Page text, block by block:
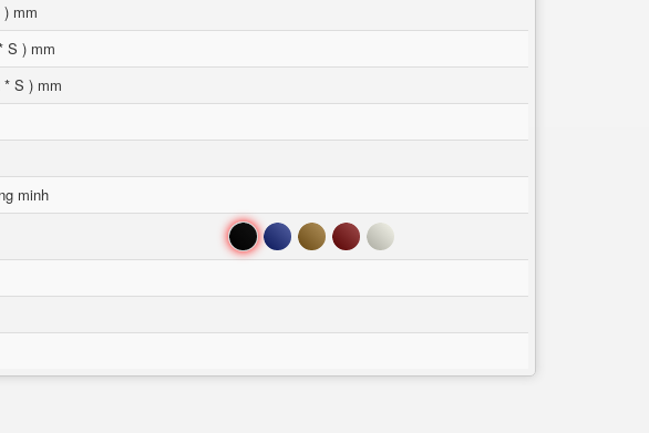
mm
S ) mm
S ) mm
minh
Đen Xanh Nâu Đỏ Trắng